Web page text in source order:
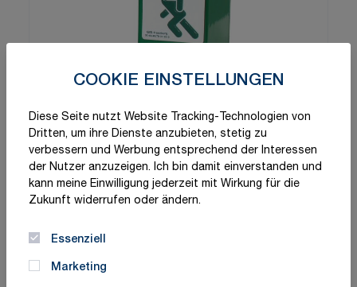
COOKIE EINSTELLUNGEN
Diese Seite nutzt Website Tracking-Technologien von
Dritten, um ihre Dienste anzubieten, stetig zu
verbessern und Werbung entsprechend der Interessen
der Nutzer anzuzeigen. Ich bin damit einverstanden und
kann meine Einwilligung jederzeit mit Wirkung für die
Zukunft widerrufen oder ändern.
Essenziell
Marketing